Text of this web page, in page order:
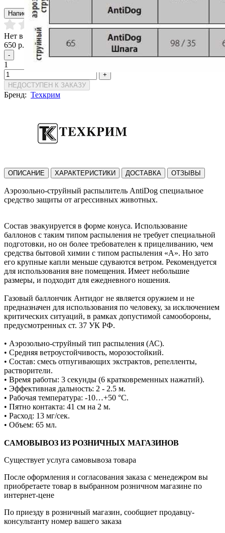
Написать отзыв
Нет в наличии
650 р.
-
1
+
НЕДОСТУПЕН К ЗАКАЗУ
Бренд: Техкрим
ОПИСАНИЕ ХАРАКТЕРИСТИКИ ДОСТАВКА ОТЗЫВЫ
Аэрозольно-струйный распылитель AntiDog специальное
средство защиты от агрессивных животных.
Состав эвакуируется в форме конуса. Использование
баллонов с таким типом распыления не требует специальной
подготовки, но он более требователен к прицеливанию, чем
средства бытовой химии с типом распыления «А». Но зато
его крупные капли меньше сдуваются ветром. Рекомендуется
для использования вне помещения. Имеет небольшие
размеры, и подходит для ежедневного ношения.
Газовый баллончик Антидог не является оружием и не
предназначен для использования по человеку, за исключением
критических ситуаций, в рамках допустимой самообороны,
предусмотренных ст. 37 УК РФ.
• Аэрозольно-струйный тип распыления (АС).
• Средняя ветроустойчивость, морозостойкий.
• Состав: смесь отпугивающих экстрактов, репелленты,
растворители.
• Время работы: 3 секунды (6 кратковременных нажатий).
• Эффективная дальность: 2 - 2.5 м.
• Рабочая температура: -10…+50 °С.
• Пятно контакта: 41 см на 2 м.
• Расход: 13 мг/сек.
• Объем: 65 мл.
САМОВЫВОЗ ИЗ РОЗНИЧНЫХ МАГАЗИНОВ
Существует услуга самовывоза товара
После оформления и согласования заказа с менедежром вы
приобретаете товар в выбранном розничном магазине по
интернет-цене
По приезду в розничный магазин, сообщиет продавцу-
консультанту номер вашего заказа